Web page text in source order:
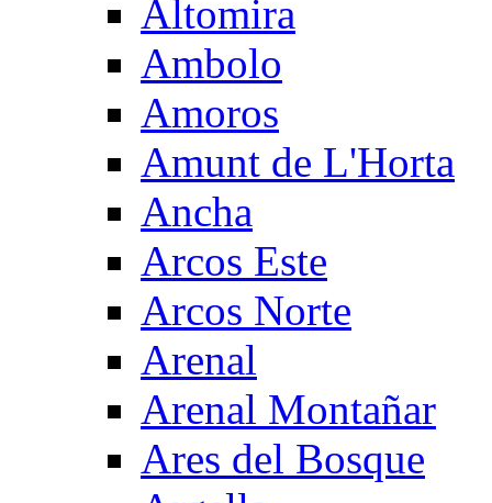
Altomira
Ambolo
Amoros
Amunt de L'Horta
Ancha
Arcos Este
Arcos Norte
Arenal
Arenal Montañar
Ares del Bosque